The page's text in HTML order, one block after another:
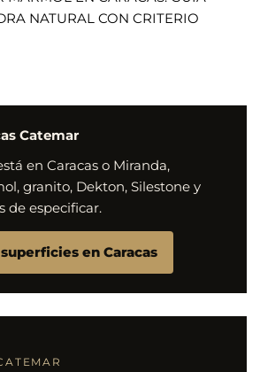
NATURAL CON CRITERIO
Catemar
en Caracas o Miranda,
granito, Dekton, Silestone y
de especificar.
en Caracas